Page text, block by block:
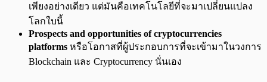
เพียงอย่างเดียว แต่มันคือเทคโนโลยีที่จะมาเปลี่ยนแปลง
โลกใบนี้
Prospects and opportunities of cryptocurrencies
platforms หรือโอกาสที่ผู้ประกอบการที่จะเข้ามาในวงการ
Blockchain และ Cryptocurrency นั่นเอง